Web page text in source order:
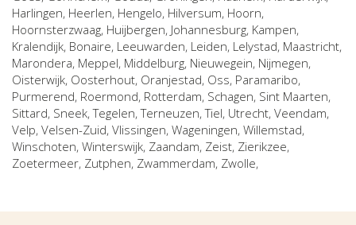
Harlingen, Heerlen, Hengelo, Hilversum, Hoorn,
Hoornsterzwaag, Huijbergen, Johannesburg, Kampen,
Kralendijk, Bonaire, Leeuwarden, Leiden, Lelystad, Maastricht,
Marondera, Meppel, Middelburg, Nieuwegein, Nijmegen,
Oisterwijk, Oosterhout, Oranjestad, Oss, Paramaribo,
Purmerend, Roermond, Rotterdam, Schagen, Sint Maarten,
Sittard, Sneek,Tegelen,Terneuzen,Tiel, Utrecht, Veendam,
Velp, Velsen-Zuid, Vlissingen, Wageningen, Willemstad,
Winschoten, Winterswijk, Zaandam, Zeist, Zierikzee,
Zoetermeer, Zutphen, Zwammerdam, Zwolle,